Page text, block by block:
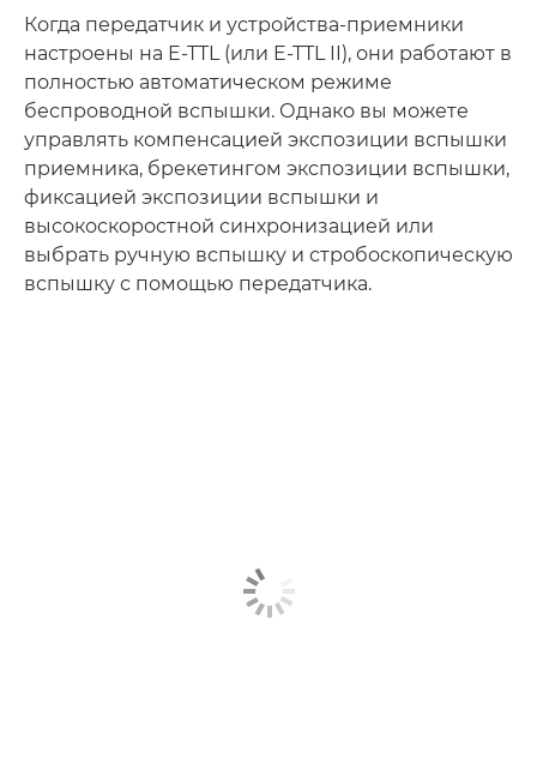
Когда передатчик и устройства-приемники
настроены на E-TTL (или E-TTL II), они работают в
полностью автоматическом режиме
беспроводной вспышки. Однако вы можете
управлять компенсацией экспозиции вспышки
приемника, брекетингом экспозиции вспышки,
фиксацией экспозиции вспышки и
высокоскоростной синхронизацией или
выбрать ручную вспышку и стробоскопическую
вспышку с помощью передатчика.